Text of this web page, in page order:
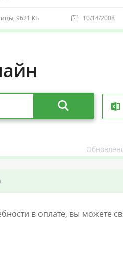
9621 КБ 10/14/2008
в оплате, вы можете